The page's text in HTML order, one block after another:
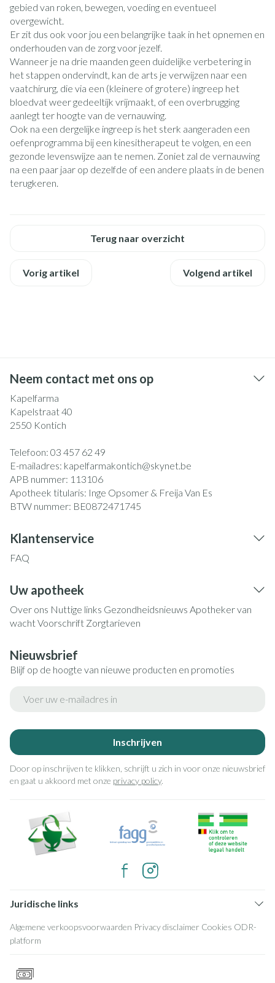
gebied van roken, bewegen, voeding en eventueel
overgewicht.
Er zit dus ook voor jou een belangrijke taak in het opnemen en
onderhouden van de zorg voor jezelf.
Wanneer je na drie maanden geen duidelijke verbetering in
het stappen ondervindt, kan de arts je verwijzen naar een
vaatchirurg, die via een (kleinere of grotere) ingreep het
bloedvat weer gedeeltijk vrijmaakt, of een overbrugging
aanlegt ter hoogte van de vernauwing.
Ook na een dergelijke ingreep is het sterk aangeraden een
oefenprogramma bij een kinesitherapeut te volgen, en een
gezonde levenswijze aan te nemen. Zoniet zal de vernauwing
na een paar jaar op dezelfde of een andere plaats in de benen
terugkeren.
Terug naar overzicht
Vorig artikel Volgend artikel
Neem contact met ons op
Kapelfarma
Kapelstraat 40
2550 Kontich
Telefoon: 03 457 62 49
E-mailadres: kapelfarmakontich@skynet.be
APB nummer: 113106
Apotheek titularis: Inge Opsomer & Freija Van Es
BTW nummer: BE0872471745
Klantenservice
FAQ
Uw apotheek
Over ons Nuttige links Gezondheidsnieuws Apotheker van
wachtVoorschrift Zorgtarieven
Nieuwsbrief
Blijf op de hoogte van nieuwe producten en promoties
Inschrijven
Door op inschrijven te klikken, schrijft u zich in voor onze nieuwsbrief
en gaat u akkoord met onze privacy policy.
Juridische links
Algemene verkoopsvoorwaarden Privacy disclaimer Cookies ODR-
platform